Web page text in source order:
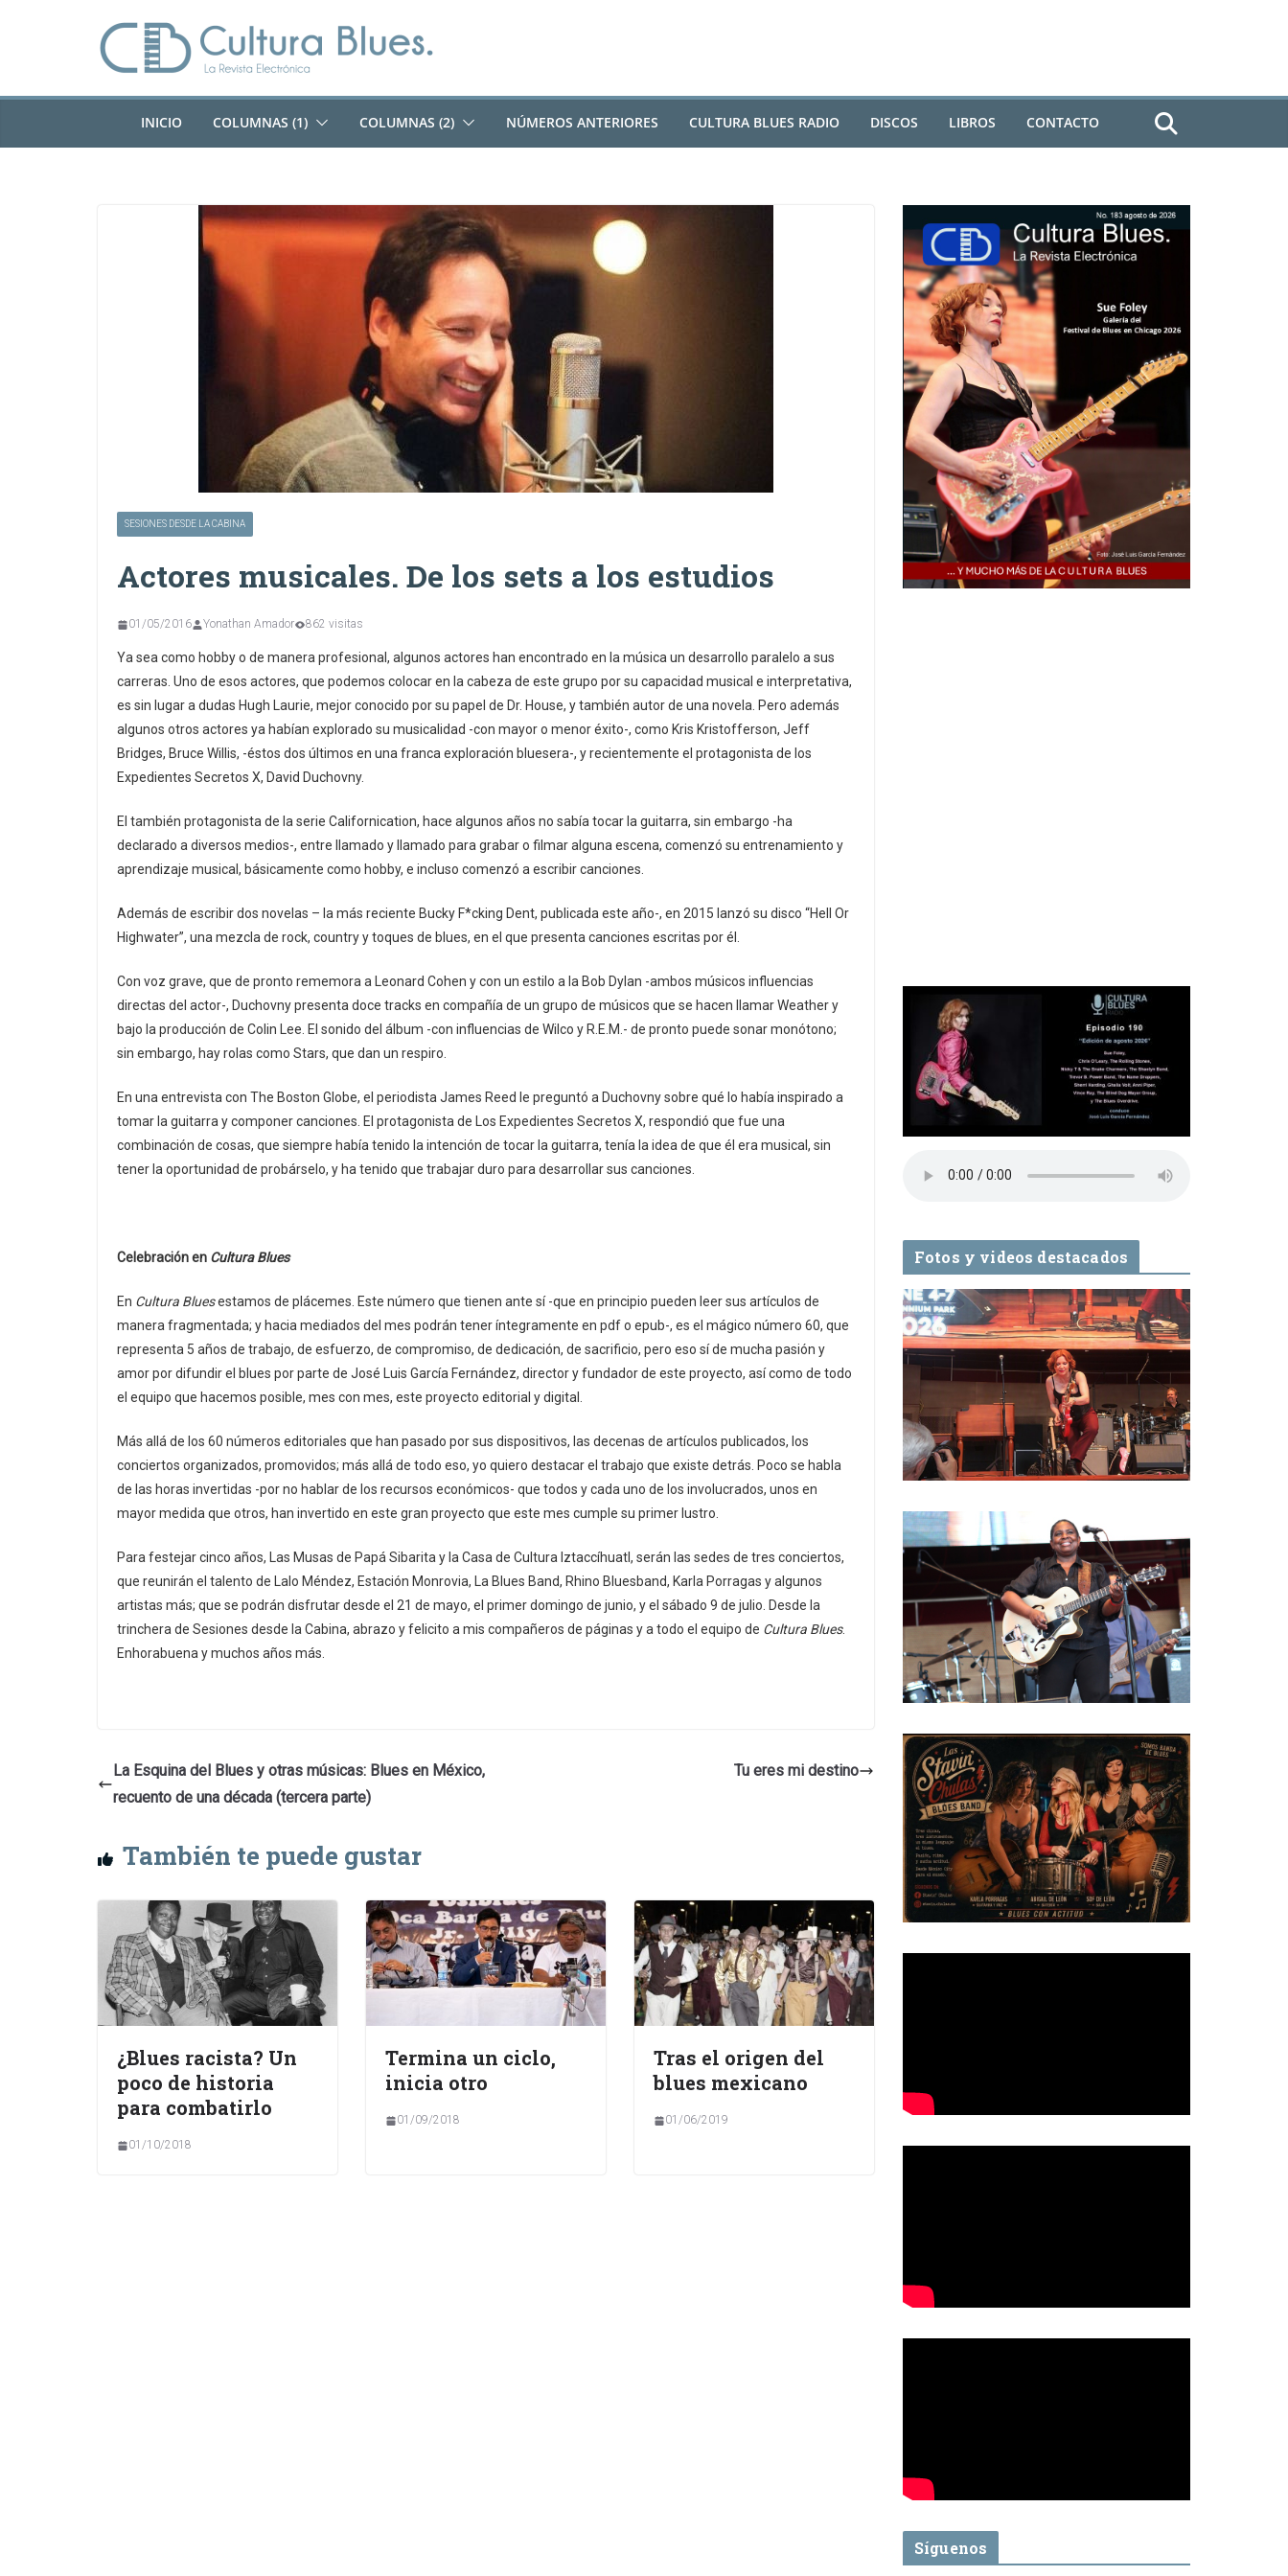
INICIO COLUMNAS (1) COLUMNAS (2) NÚMEROS ANTERIORES CULTURA BLUES RADIO DISCOS LIBROS CONTACTO
SESIONES DESDE LA CABINA
Actores musicales. De los sets a los estudios
01/05/2016 Yonathan Amador 862 visitas
Ya sea como hobby o de manera profesional, algunos actores han encontrado en la música un desarrollo paralelo a sus
carreras. Uno de esos actores, que podemos colocar en la cabeza de este grupo por su capacidad musical e interpretativa,
es sin lugar a dudas Hugh Laurie, mejor conocido por su papel de Dr. House, y también autor de una novela. Pero además
algunos otros actores ya habían explorado su musicalidad -con mayor o menor éxito-, como Kris Kristofferson, Jeff
Bridges, Bruce Willis, -éstos dos últimos en una franca exploración bluesera-, y recientemente el protagonista de los
Expedientes Secretos X, David Duchovny.
El también protagonista de la serie Californication, hace algunos años no sabía tocar la guitarra, sin embargo -ha
declarado a diversos medios-, entre llamado y llamado para grabar o filmar alguna escena, comenzó su entrenamiento y
aprendizaje musical, básicamente como hobby, e incluso comenzó a escribir canciones.
Además de escribir dos novelas – la más reciente Bucky F*cking Dent, publicada este año-, en 2015 lanzó su disco “Hell Or
Highwater”, una mezcla de rock, country y toques de blues, en el que presenta canciones escritas por él.
Con voz grave, que de pronto rememora a Leonard Cohen y con un estilo a la Bob Dylan -ambos músicos influencias
directas del actor-, Duchovny presenta doce tracks en compañía de un grupo de músicos que se hacen llamar Weather y
bajo la producción de Colin Lee. El sonido del álbum -con influencias de Wilco y R.E.M.- de pronto puede sonar monótono;
sin embargo, hay rolas como Stars, que dan un respiro.
En una entrevista con The Boston Globe, el periodista James Reed le preguntó a Duchovny sobre qué lo había inspirado a
tomar la guitarra y componer canciones. El protagonista de Los Expedientes Secretos X, respondió que fue una
combinación de cosas, que siempre había tenido la intención de tocar la guitarra, tenía la idea de que él era musical, sin
tener la oportunidad de probárselo, y ha tenido que trabajar duro para desarrollar sus canciones.
Celebración en Cultura Blues
En Cultura Bluesestamos de plácemes. Este número que tienen ante sí -que en principio pueden leer sus artículos de
manera fragmentada; y hacia mediados del mes podrán tener íntegramente en pdf o epub-, es el mágico número 60, que
representa 5 años de trabajo, de esfuerzo, de compromiso, de dedicación, de sacrificio, pero eso sí de mucha pasión y
amor por difundir el blues por parte de José Luis García Fernández, director y fundador de este proyecto, así como de todo
el equipo que hacemos posible, mes con mes, este proyecto editorial y digital.
Más allá de los 60 números editoriales que han pasado por sus dispositivos, las decenas de artículos publicados, los
conciertos organizados, promovidos; más allá de todo eso, yo quiero destacar el trabajo que existe detrás. Poco se habla
de las horas invertidas -por no hablar de los recursos económicos- que todos y cada uno de los involucrados, unos en
mayor medida que otros, han invertido en este gran proyecto que este mes cumple su primer lustro.
Para festejar cinco años, Las Musas de Papá Sibarita y la Casa de Cultura Iztaccíhuatl, serán las sedes de tres conciertos,
que reunirán el talento de Lalo Méndez, Estación Monrovia, La Blues Band, Rhino Bluesband, Karla Porragas y algunos
artistas más; que se podrán disfrutar desde el 21 de mayo, el primer domingo de junio, y el sábado 9 de julio. Desde la
trinchera de Sesiones desde la Cabina, abrazo y felicito a mis compañeros de páginas y a todo el equipo de Cultura Blues.
Enhorabuena y muchos años más.
La Esquina del Blues y otras músicas: Blues en México,
recuento de una década (tercera parte)
Tu eres mi destino
También te puede gustar
¿Blues racista? Un
poco de historia
para combatirlo
01/10/2018
Termina un ciclo,
inicia otro
01/09/2018
Tras el origen del
blues mexicano
01/06/2019
Fotos y videos destacados
Síguenos